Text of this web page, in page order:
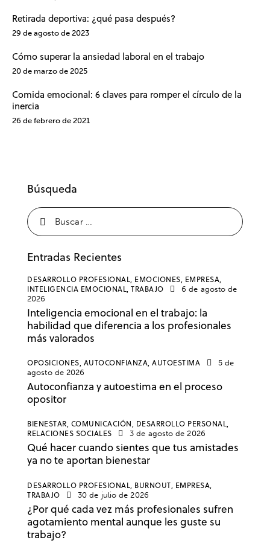
Retirada deportiva: ¿qué pasa después?
29 de agosto de 2023
Cómo superar la ansiedad laboral en el trabajo
20 de marzo de 2025
Comida emocional: 6 claves para romper el círculo de la
inercia
26 de febrero de 2021
Búsqueda
Entradas Recientes
DESARROLLO PROFESIONAL, EMOCIONES, EMPRESA,
INTELIGENCIA EMOCIONAL, TRABAJO
6 de agosto de
2026
Inteligencia emocional en el trabajo: la
habilidad que diferencia a los profesionales
más valorados
OPOSICIONES, AUTOCONFIANZA, AUTOESTIMA
5 de
agosto de 2026
Autoconfianza y autoestima en el proceso
opositor
BIENESTAR, COMUNICACIÓN, DESARROLLO PERSONAL,
RELACIONES SOCIALES
3 de agosto de 2026
Qué hacer cuando sientes que tus amistades
ya no te aportan bienestar
DESARROLLO PROFESIONAL, BURNOUT, EMPRESA,
TRABAJO
30 de julio de 2026
¿Por qué cada vez más profesionales sufren
agotamiento mental aunque les guste su
trabajo?